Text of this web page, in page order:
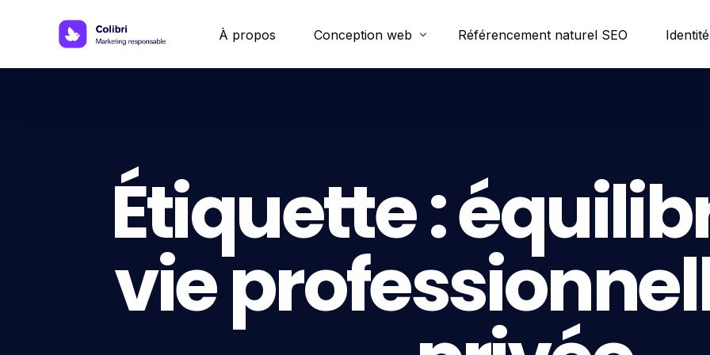
À propos Conception web Référencement naturel SEO
Étiquette :
vie